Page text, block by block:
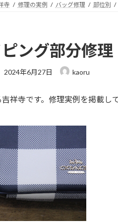
寺 修理の実例 バッグ修理 部位別
ピング部分
最
新
:
2024年6月27日 kaoru
祥寺です。修理実例を掲載して